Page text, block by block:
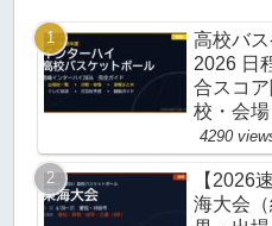
高校バ
2026 日
合スコ
校・会
阪】
4290
【2026
海大会